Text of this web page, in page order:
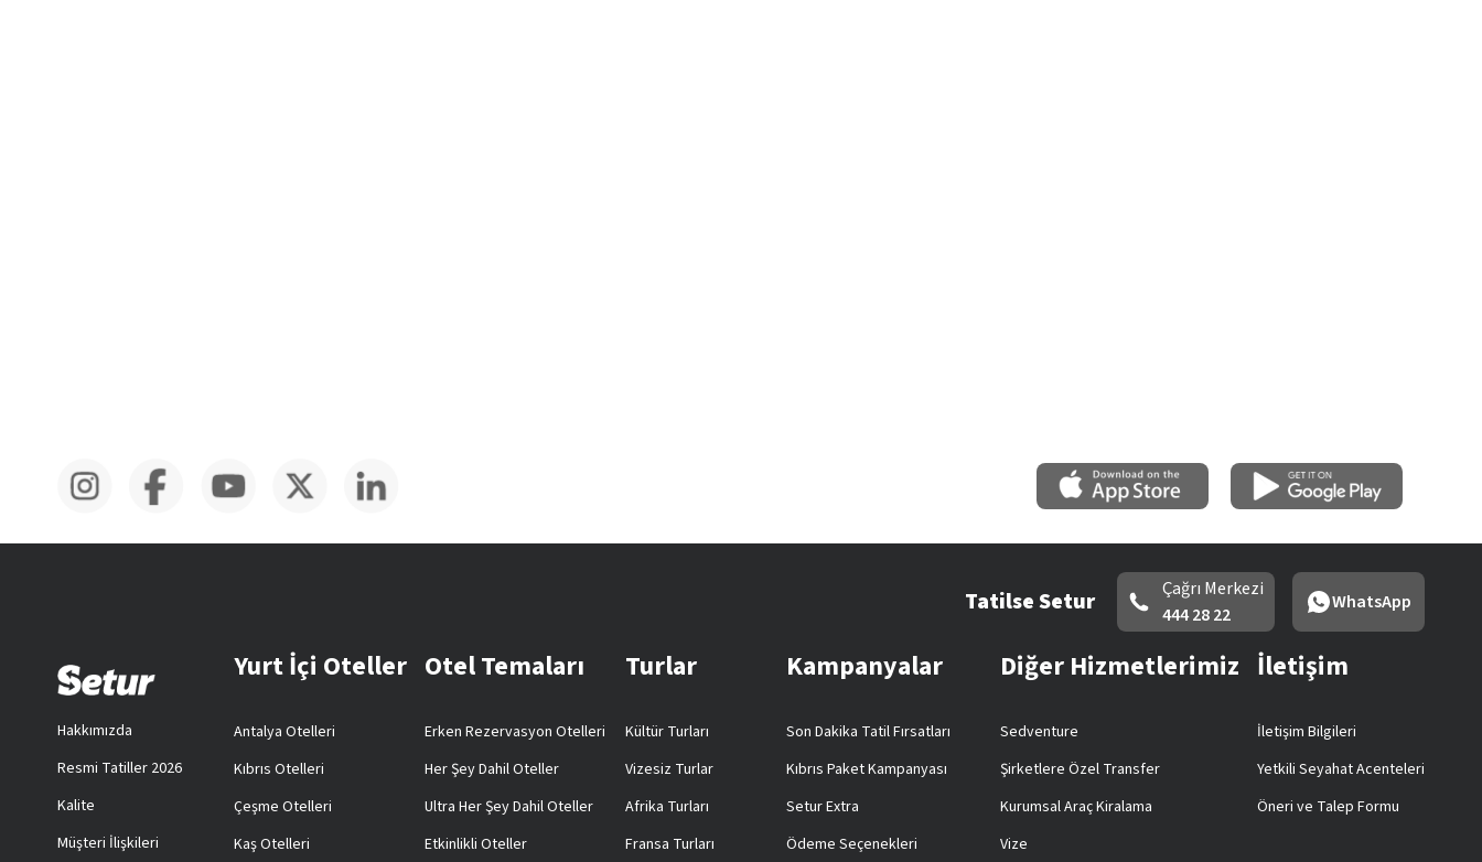
Tatilse Setur
Çağrı Merkezi
444 28 22
WhatsApp
Hakkımızda
Resmi Tatiller 2026
Kalite
Müşteri İlişkileri
Yurt İçi Oteller
Antalya Otelleri
Kıbrıs Otelleri
Çeşme Otelleri
Kaş Otelleri
Otel Temaları
Erken Rezervasyon Otelleri
Her Şey Dahil Oteller
Ultra Her Şey Dahil Oteller
Etkinlikli Oteller
Turlar
Kültür Turları
Vizesiz Turlar
Afrika Turları
Fransa Turları
Kampanyalar
Son Dakika Tatil Fırsatları
Kıbrıs Paket Kampanyası
Setur Extra
Ödeme Seçenekleri
Diğer Hizmetlerimiz
Sedventure
Şirketlere Özel Transfer
Kurumsal Araç Kiralama
Vize
İletişim
İletişim Bilgileri
Yetkili Seyahat Acenteleri
Öneri ve Talep Formu